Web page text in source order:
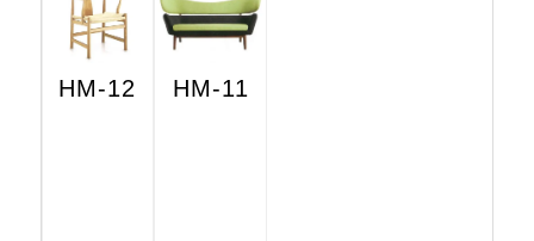
HM-12 HM-11